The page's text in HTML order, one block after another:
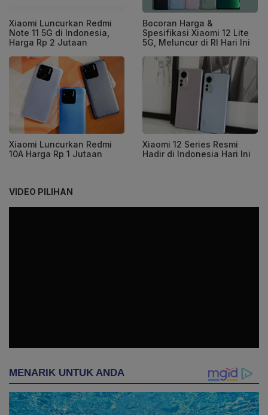
Xiaomi Luncurkan Redmi
Note 11 5G di Indonesia,
Harga Rp 2 Jutaan
Bocoran Harga &
Spesifikasi Xiaomi 12 Lite
5G, Meluncur di RI Hari Ini
Xiaomi Luncurkan Redmi
10A Harga Rp 1 Jutaan
Xiaomi 12 Series Resmi
Hadir di Indonesia Hari Ini
VIDEO PILIHAN